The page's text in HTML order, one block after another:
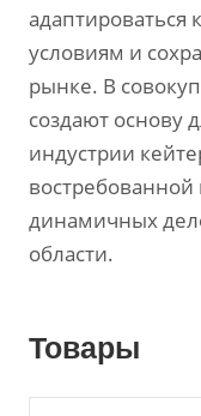
условиям и
рынке. В
создают основу
индустрии
востребованной
динамичных
области.
Товары